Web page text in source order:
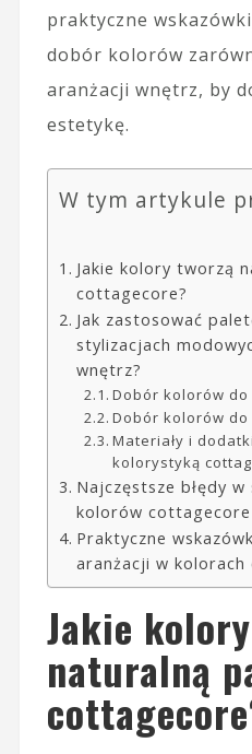
praktyczne
dobór kolorów
aranżacji wnętrz, by
estetykę.
W tym artykule
Jakie kolory tworzą
cottagecore?
Jak zastosować
stylizacjach
wnętrz?
Dobór kolorów
Dobór kolorów do
Materiały i
kolorystyką
Najczęstsze błędy
kolorów
Praktyczne
aranżacji w
Jakie
naturalną